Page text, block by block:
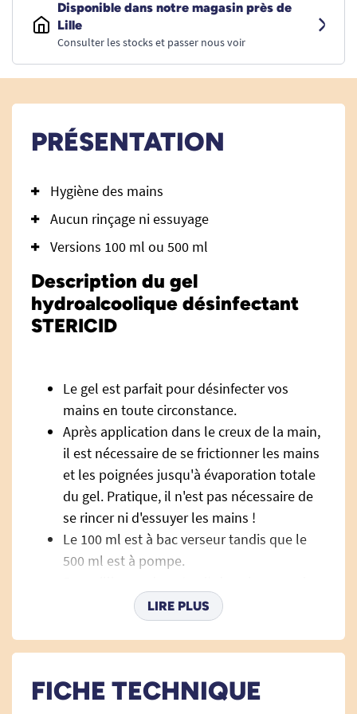
Disponible dans notre magasin près de
Lille
Consulter les stocks et passer nous voir
PRÉSENTATION
Hygiène des mains
Aucun rinçage ni essuyage
Versions 100 ml ou 500 ml
Description du gel
hydroalcoolique désinfectant
STERICID
Le gel est parfait pour désinfecter vos
mains en toute circonstance.
Après application dans le creux de la main,
il est nécessaire de se frictionner les mains
et les poignées jusqu'à évaporation totale
du gel. Pratique, il n'est pas nécessaire de
se rincer ni d'essuyer les mains !
Le 100 ml est à bac verseur tandis que le
500 ml est à pompe.
la main et se frictionner les
mains et les poignets jusqu’à évaporation
Précautions d’emploi: Dangereux: respecter
LIRE PLUS
FICHE TECHNIQUE